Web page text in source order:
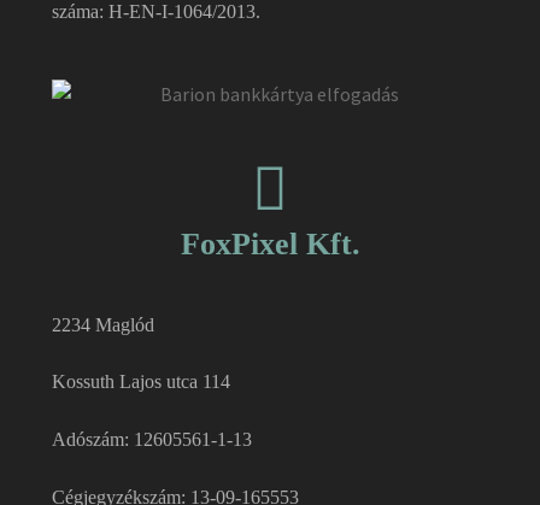
száma: H-EN-I-1064/2013.
FoxPixel Kft.
2234 Maglód
Kossuth Lajos utca 114
Adószám: 12605561-1-13
Cégjegyzékszám: 13-09-165553